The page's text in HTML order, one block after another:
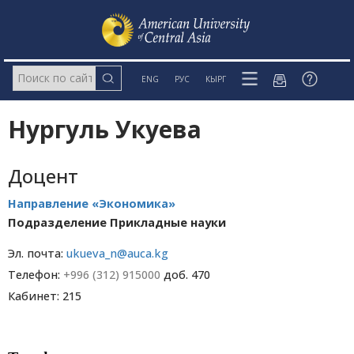
ENG РУС КЫРГ
Нургуль Укуева
Доцент
Направление «Экономика»
Подразделение Прикладные науки
Эл. почта: ukueva_n@auca.kg
Телефон: +996 (312) 915000 доб. 470
Кабинет: 215